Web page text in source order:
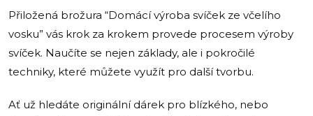
Přiložená brožura “Domácí výroba svíček ze včelího
vosku” vás krok za krokem provede procesem výroby
svíček. Naučíte se nejen základy, ale i pokročilé
techniky, které můžete využít pro další tvorbu.
Ať už hledáte originální dárek pro blízkého, nebo